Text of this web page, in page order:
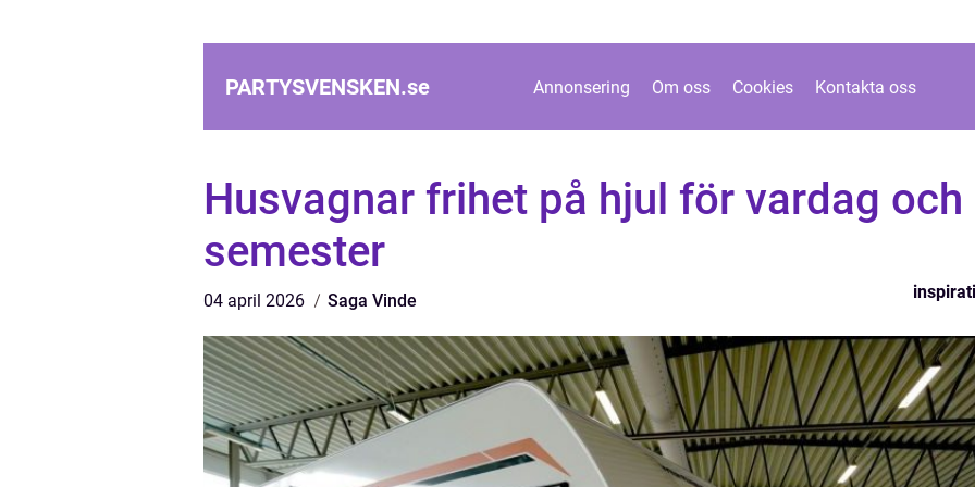
PARTYSVENSKEN.se Annonsering Om oss Cookies Kontakta oss
Husvagnar frihet på hjul för vardag och
semester
04 april 2026 Saga Vinde